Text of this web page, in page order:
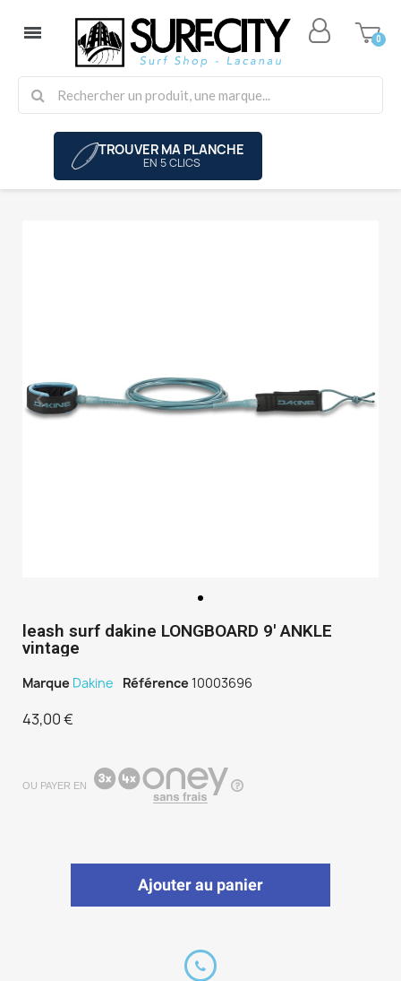
TROUVER MA PLANCHE
EN 5 CLICS
leash surf dakine LONGBOARD 9' ANKLE
vintage
Marque Dakine Référence 10003696
43,00 €
OU PAYER EN
Ajouter au panier